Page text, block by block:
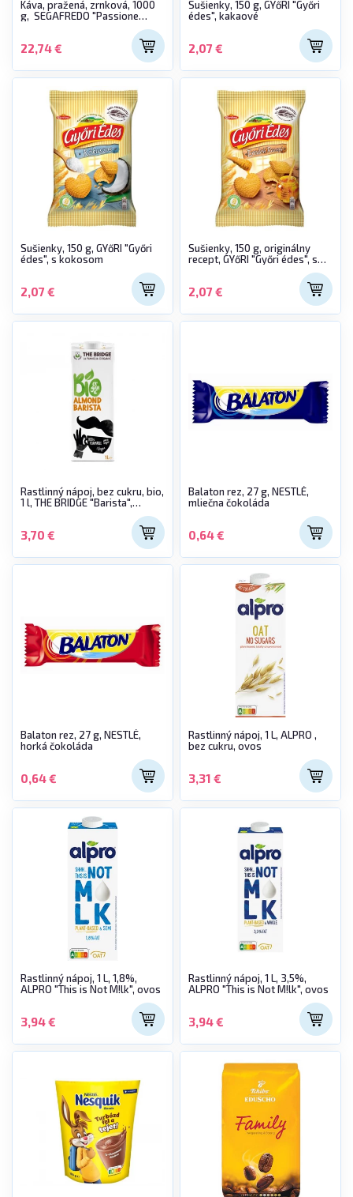
Káva, pražená, zrnková, 1000
g, SEGAFREDO "Passione
22,74 €
Sušienky, 150 g, GYőRI "Győri
édes", kakaové
2,07 €
Sušienky, 150 g, GYőRI "Győri
édes", s kokosom
2,07 €
Sušienky, 150 g, originálny
recept, GYőRI "Győri édes", s
2,07 €
Rastlinný nápoj, bez cukru, bio,
1 l, THE BRIDGE "Barista",
3,70 €
Balaton rez, 27 g, NESTLÉ,
mliečna čokoláda
0,64 €
Balaton rez, 27 g, NESTLÉ,
horká čokoláda
0,64 €
Rastlinný nápoj, 1 L, ALPRO ,
bez cukru, ovos
3,31 €
Rastlinný nápoj, 1 L, 1,8%,
ALPRO "This is Not M!lk", ovos
3,94 €
Rastlinný nápoj, 1 L, 3,5%,
ALPRO "This is Not M!lk", ovos
3,94 €